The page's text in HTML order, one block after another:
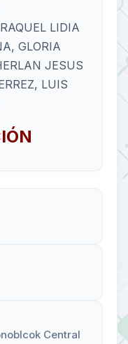
LIDIA
GLORIA
JESUS
LUIS
Central